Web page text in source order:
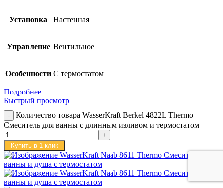
Установка Настенная
Управление Вентильное
Особенности С термостатом
Подробнее
Быстрый просмотр
Количество товара WasserKraft Berkel 4822L Thermo
Смеситель для ванны с длинным изливом и термостатом
Купить в 1 клик